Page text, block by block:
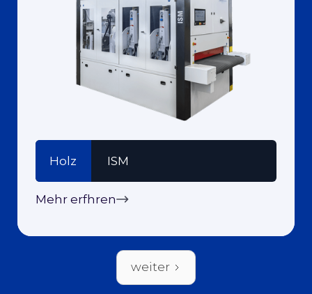
Holz ISM
Mehr erfhren
weiter